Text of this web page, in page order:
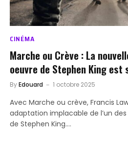
CINÉMA
Marche ou Crève : La
oeuvre de Stephen King est
ByEdouard 1 octobre 2025
Avec Marche ou crève, Francis
adaptation implacable de l’un
de Stephen King.…